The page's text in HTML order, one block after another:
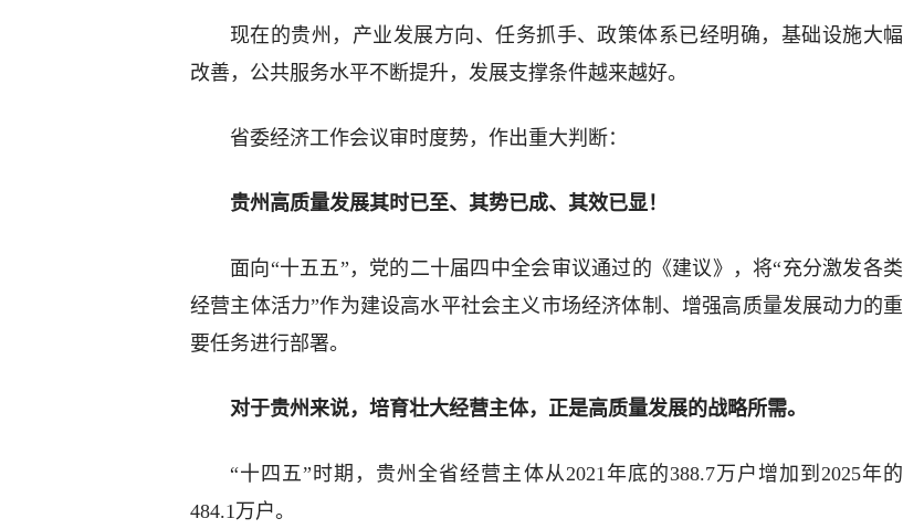
现在的贵州，产业发展方向、任务抓手、政策体系已经明确，基础设施大幅
改善，公共服务水平不断提升，发展支撑条件越来越好。
省委经济工作会议审时度势，作出重大判断：
贵州高质量发展其时已至、其势已成、其效已显！
面向“十五五”，党的二十届四中全会审议通过的《建议》，将“充分激发各类
经营主体活力”作为建设高水平社会主义市场经济体制、增强高质量发展动力的重
要任务进行部署。
对于贵州来说，培育壮大经营主体，正是高质量发展的战略所需。
“十四五”时期，贵州全省经营主体从2021年底的388.7万户增加到2025年的
484.1万户。